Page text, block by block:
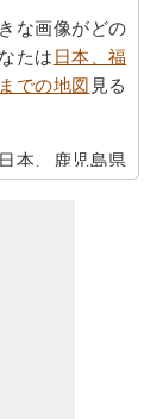
な画像がどの
たは 日本、福
での地図 見る
本、鹿児島県